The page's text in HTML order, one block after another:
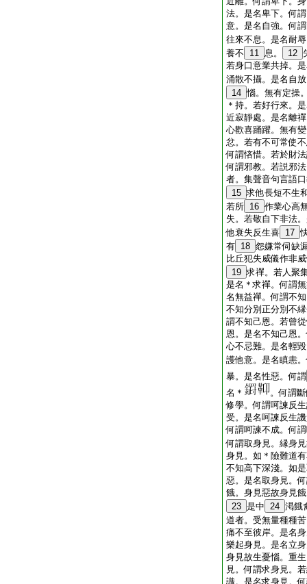
法。是名卑下。何
意。是名自強。何
往來不息。是名耐
養不
11 息。 12
若身口意業共掉。
涌散不攝。是名自
14 惱。無有定操
＊持。若好行來。
近寂靜處。是名離
心歡喜踊躍。無有
忿。若有不可常使
何謂悋惜。若於財
何謂邪教。若説邪
者。集聲音句言語
15 求他長短不生
若所 16 作業心高
失。若敬自下非法
他衰失反生喜 17
有 18 怨嫌常伺缺
比丘犯失威儀作非
19 求禪。若人聚
是名＊求禪。何謂
名無益禪。何謂不
不知分別正分別不
謂不知己恩。若曾
恩。是名不知己恩
心不忌難。是名輕
護他意。是名瞋恚
暴。是名性惡。何謂
名＊
。何謂
修學。何謂呵諫反
受。是名呵諫反生
何謂呵諫不成。何
何謂取身見。縁身
身見。如＊險難道
不知高下深淺。如
惡。是名取身見。
餓。身見惡故身見
23 是中 24 渇餓
道者。受無量種種
痛不至彼岸。是名
樂起身見。是名立
身見故生憂惱。重
見。何謂求身見。
識。是名求身見。